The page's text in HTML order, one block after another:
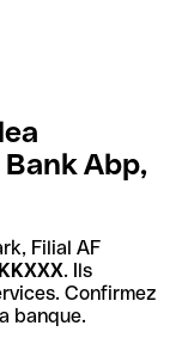
Bank Abp,
Filial AF
. Ils
Confirmez
banque.